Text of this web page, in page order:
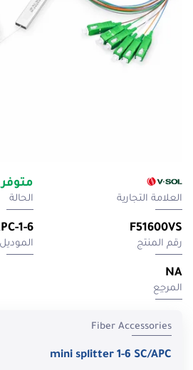
Fiber Accessories
mini splitter 1-6 SC/APC
العلامة التجارية
متوفر
الحالة
F51600VS
رقم المنتج
1-6-SC-APC
الموديل
NA
المرجِع